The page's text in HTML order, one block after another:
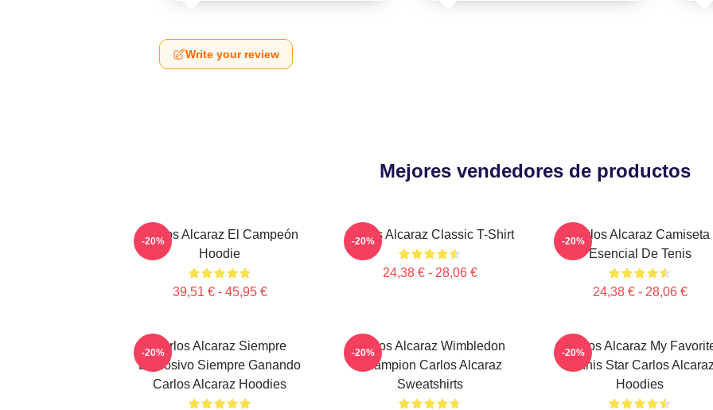
Write your review
Mejores vendedores de productos
Carlos Alcaraz El Campeón
Hoodie
39,51 € - 45,95 €
-20% Carlos Alcaraz Classic T-Shirt
24,38 € - 28,06 €
-20%
Carlos Alcaraz Camiseta
Esencial De Tenis
24,38 € - 28,06 €
-20%
Carlos Alcaraz Siempre
Explosivo Siempre Ganando
Carlos Alcaraz Hoodies
-20%
Carlos Alcaraz Wimbledon
Champion Carlos Alcaraz
Sweatshirts
-20%
Carlos Alcaraz My
Tennis Star Carlos
Hoodies
-20%